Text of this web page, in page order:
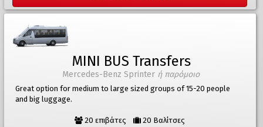
MINI BUS Transfers
Mercedes-Benz Sprinter ή παρόμοιο
Great option for medium to large sized groups of 15-20 people
and big luggage.
20 επιβάτες 20 Βαλίτσες